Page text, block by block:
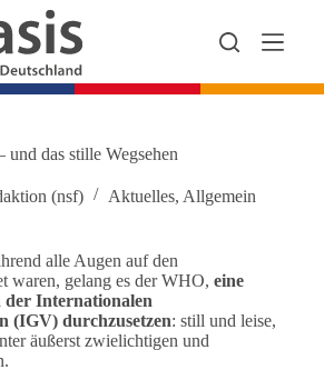
das stille Wegsehen
(nsf) Aktuelles, Allgemein
alle Augen auf den
waren, gelang es der WHO, eine
der Internationalen
(IGV) durchzusetzen: still und leise,
äußerst zwielichtigen und